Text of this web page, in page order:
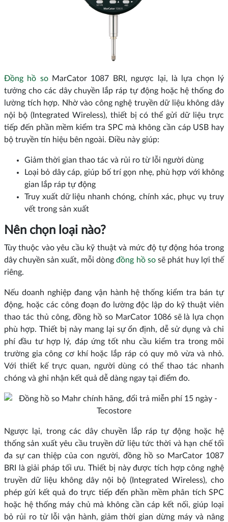
Đồng hồ soMarCator 1087 BRI, ngược lại, là lựa chọn lý
tưởng cho các dây chuyền lắp ráp tự động hoặc hệ thống đo
lường tích hợp. Nhờ vào công nghệ truyền dữ liệu không dây
nội bộ (Integrated Wireless), thiết bị có thể gửi dữ liệu trực
tiếp đến phần mềm kiểm tra SPC mà không cần cáp USB hay
bộ truyền tín hiệu bên ngoài. Điều này giúp:
Giảm thời gian thao tác và rủi ro từ lỗi người dùng
Loại bỏ dây cáp, giúp bố trí gọn nhẹ, phù hợp với không
gian lắp ráp tự động
Truy xuất dữ liệu nhanh chóng, chính xác, phục vụ truy
vết trong sản xuất
Nên chọn loại nào?
Tùy thuộc vào yêu cầu kỹ thuật và mức độ tự động hóa trong
dây chuyền sản xuất, mỗi dòngđồng hồ sosẽ phát huy lợi thế
riêng.
Nếu doanh nghiệp đang vận hành hệ thống kiểm tra bán tự
động, hoặc các công đoạn đo lường độc lập do kỹ thuật viên
thao tác thủ công, đồng hồ so MarCator 1086 sẽ là lựa chọn
phù hợp. Thiết bị này mang lại sự ổn định, dễ sử dụng và chi
phí đầu tư hợp lý, đáp ứng tốt nhu cầu kiểm tra trong môi
trường gia công cơ khí hoặc lắp ráp có quy mô vừa và nhỏ.
Với thiết kế trực quan, người dùng có thể thao tác nhanh
chóng và ghi nhận kết quả dễ dàng ngay tại điểm đo.
Ngược lại, trong các dây chuyền lắp ráp tự động hoặc hệ
thống sản xuất yêu cầu truyền dữ liệu tức thời và hạn chế tối
đa sự can thiệp của con người, đồng hồ so MarCator 1087
BRI là giải pháp tối ưu. Thiết bị này được tích hợp công nghệ
truyền dữ liệu không dây nội bộ (Integrated Wireless), cho
phép gửi kết quả đo trực tiếp đến phần mềm phân tích SPC
hoặc hệ thống máy chủ mà không cần cáp kết nối, giúp loại
bỏ rủi ro từ lỗi vận hành, giảm thời gian dừng máy và nâng